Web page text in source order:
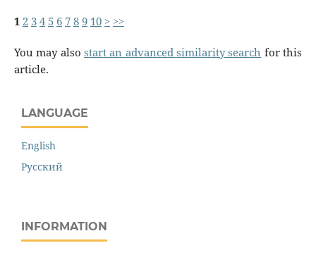
12 34 5 6 789 10 > >>
You may also start an advanced similarity search for this
article.
LANGUAGE
English
Русский
INFORMATION